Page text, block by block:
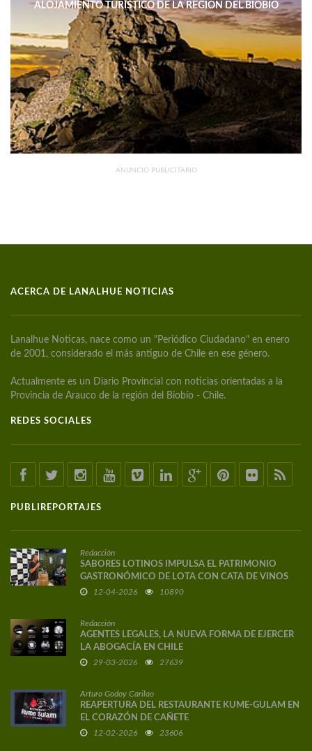
ALOJAMIENTO TURÍSTICO DE LA REGIÓN DEL BIOBÍO
DISMINUYERON 15,4% INTERANUAL
ANUNCIO PUBLICITARIO
ACERCA DE LANALHUE NOTICIAS
Lanalhue Noticas, nace como un "Periódico Ciudadano" en enero
de 2001, considerado el más antiguo de Chile en ese género.
Actualmente es un Diario Provincial con noticias orientadas a la
Provincia de Arauco de la región del Biobío - Chile.
REDES SOCIALES
PUBLIREPORTAJES
Redacción
SABORES LOTINOS IMPULSA EL PATRIMONIO
GASTRONÓMICO DE LOTA CON CATA DE VINOS
DE AUTOR
12-04-2026 10890
Redacción
AGENTES LEGALES, LA NUEVA FORMA DE EJERCER
LA ABOGACÍA EN CHILE
29-03-2026 27639
Arturo Godoy Carilao
REAPERTURA DEL RESTAURANTE KUME-GULAM EN
EL CORAZÓN DE CAÑETE
12-02-2026 23606